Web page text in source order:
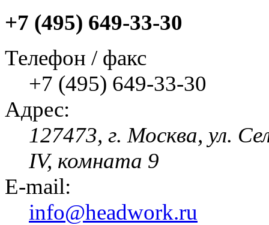
+7 (495) 649-33-30
Телефон / факс
+7 (495) 649-33-30
Адрес:
127473, г. Москва, ул.
IV, комната 9
E-mail:
info@headwork.ru